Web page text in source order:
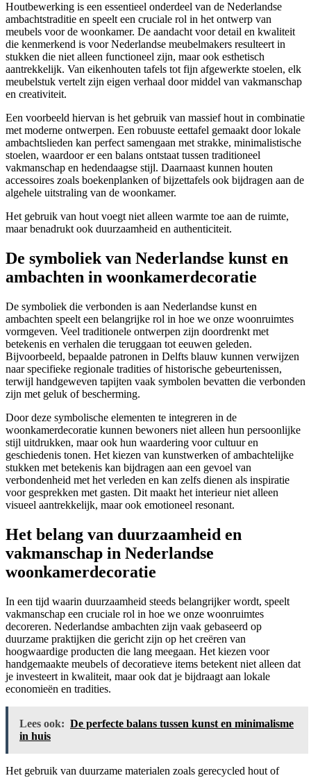
Houtbewerking is een essentieel onderdeel van de Nederlandse
ambachtstraditie en speelt een cruciale rol in het ontwerp van
meubels voor de woonkamer. De aandacht voor detail en kwaliteit
die kenmerkend is voor Nederlandse meubelmakers resulteert in
stukken die niet alleen functioneel zijn, maar ook esthetisch
aantrekkelijk. Van eikenhouten tafels tot fijn afgewerkte stoelen, elk
meubelstuk vertelt zijn eigen verhaal door middel van vakmanschap
en creativiteit.
Een voorbeeld hiervan is het gebruik van massief hout in combinatie
met moderne ontwerpen. Een robuuste eettafel gemaakt door lokale
ambachtslieden kan perfect samengaan met strakke, minimalistische
stoelen, waardoor er een balans ontstaat tussen traditioneel
vakmanschap en hedendaagse stijl. Daarnaast kunnen houten
accessoires zoals boekenplanken of bijzettafels ook bijdragen aan de
algehele uitstraling van de woonkamer.
Het gebruik van hout voegt niet alleen warmte toe aan de ruimte,
maar benadrukt ook duurzaamheid en authenticiteit.
De symboliek van Nederlandse kunst en
ambachten in woonkamerdecoratie
De symboliek die verbonden is aan Nederlandse kunst en
ambachten speelt een belangrijke rol in hoe we onze woonruimtes
vormgeven. Veel traditionele ontwerpen zijn doordrenkt met
betekenis en verhalen die teruggaan tot eeuwen geleden.
Bijvoorbeeld, bepaalde patronen in Delfts blauw kunnen verwijzen
naar specifieke regionale tradities of historische gebeurtenissen,
terwijl handgeweven tapijten vaak symbolen bevatten die verbonden
zijn met geluk of bescherming.
Door deze symbolische elementen te integreren in de
woonkamerdecoratie kunnen bewoners niet alleen hun persoonlijke
stijl uitdrukken, maar ook hun waardering voor cultuur en
geschiedenis tonen. Het kiezen van kunstwerken of ambachtelijke
stukken met betekenis kan bijdragen aan een gevoel van
verbondenheid met het verleden en kan zelfs dienen als inspiratie
voor gesprekken met gasten. Dit maakt het interieur niet alleen
visueel aantrekkelijk, maar ook emotioneel resonant.
Het belang van duurzaamheid en
vakmanschap in Nederlandse
woonkamerdecoratie
In een tijd waarin duurzaamheid steeds belangrijker wordt, speelt
vakmanschap een cruciale rol in hoe we onze woonruimtes
decoreren. Nederlandse ambachten zijn vaak gebaseerd op
duurzame praktijken die gericht zijn op het creëren van
hoogwaardige producten die lang meegaan. Het kiezen voor
handgemaakte meubels of decoratieve items betekent niet alleen dat
je investeert in kwaliteit, maar ook dat je bijdraagt aan lokale
economieën en tradities.
Lees ook: De perfecte balans tussen kunst en minimalisme
in huis
Het gebruik van duurzame materialen zoals gerecycled hout of